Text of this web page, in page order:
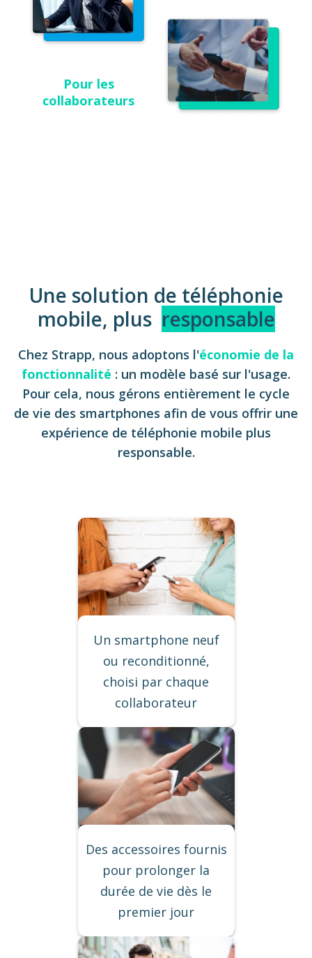
Pour les
collaborateurs
Une solution de téléphonie
mobile, plus responsable
Chez Strapp, nous adoptons l'économie de la
fonctionnalité : un modèle basé sur l'usage.
Pour cela, nous gérons entièrement le cycle
de vie des smartphones afin de vous offrir une
expérience de téléphonie mobile plus
responsable.
Un smartphone neuf
ou reconditionné,
choisi par chaque
collaborateur
Des accessoires fournis
pour prolonger la
durée de vie dès le
premier jour